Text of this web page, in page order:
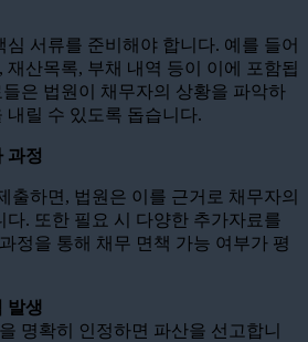
심 서류를 준비해야 합니다. 예를 들어
재산목록, 부채 내역 등이 이에 포함됩
은 법원이 채무자의 상황을 파악하
내릴 수 있도록 돕습니다.
과정
출하면, 법원은 이를 근거로 채무자의
다. 또한 필요 시 다양한 추가자료를
정을 통해 채무 면책 가능 여부가 평
발생
명확히 인정하면 파산을 선고합니